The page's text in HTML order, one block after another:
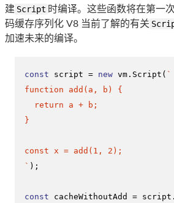
建 Script 时编译。这些函数将在第一
码缓存序列化 V8 当前了解的有关
加速未来的编译。
const script = new vm. Script ( `
function add(a, b) {
  return a + b;
}
const x = add(1, 2);
` );
const cacheWithoutAdd = script.